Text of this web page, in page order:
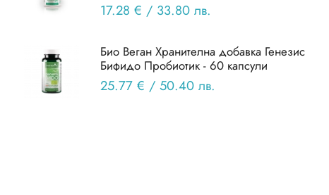
17.28 € / 33.80 лв.
Био Веган Хранителна добавка Генезис
Бифидо Пробиотик - 60 капсули
25.77 € / 50.40 лв.